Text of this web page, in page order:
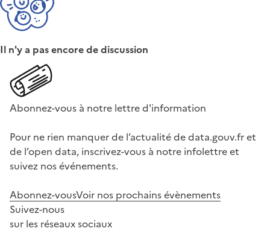
Il n'y a pas encore de discussion
Abonnez-vous à notre lettre d'information
Pour ne rien manquer de l’actualité de data.gouv.fr et
de l’open data, inscrivez-vous à notre infolettre et
suivez nos événements.
Abonnez-vousVoir nos prochains évènements
Suivez-nous
sur les réseaux sociaux